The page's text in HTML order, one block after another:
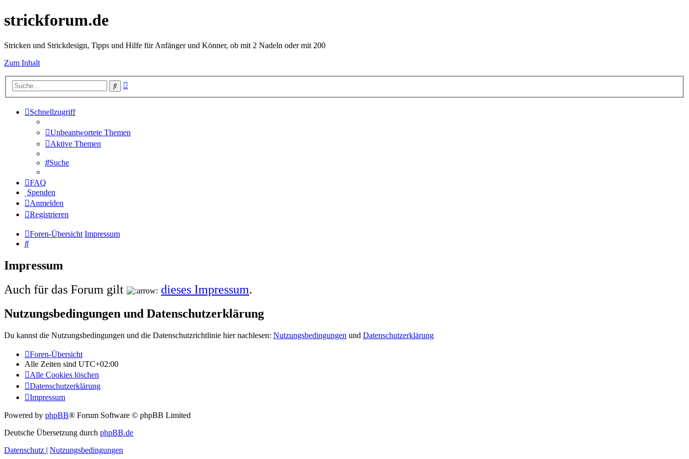
strickforum.de
Stricken und Strickdesign, Tipps und Hilfe für Anfänger und Könner, ob mit 2 Nadeln oder mit 200
Zum Inhalt
Suche
Schnellzugriff
Unbeantwortete Themen
Aktive Themen
Suche
FAQ
Spenden
Anmelden
Registrieren
Foren-Übersicht Impressum
Suche
Impressum
Auch für das Forum gilt
dieses Impressum.
Nutzungsbedingungen und Datenschutzerklärung
Du kannst die Nutzungsbedingungen und die Datenschutzrichtlinie hier nachlesen: Nutzungsbedingungen und Datenschutzerklärung
Foren-Übersicht
Alle Zeiten sind UTC+02:00
Alle Cookies löschen
Datenschutzerklärung
Impressum
Powered by phpBB® Forum Software © phpBB Limited
Deutsche Übersetzung durch phpBB.de
Datenschutz | Nutzungsbedingungen